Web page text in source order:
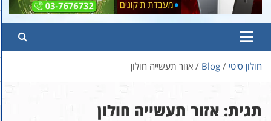
חולון סיטי Blog אזור תעשייה חולון
תגית: אזור תעשייה חולון